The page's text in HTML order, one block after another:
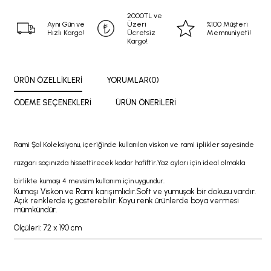
Aynı Gün ve
Hızlı Kargo!
2000TL ve
Üzeri
Ücretsiz
Kargo!
%100 Müşteri
Memnuniyeti!
ÜRÜN ÖZELLIKLERI YORUMLAR(0)
ÖDEME SEÇENEKLERI ÜRÜN ÖNERILERI
Rami Şal Koleksiyonu, içeriğinde kullanılan viskon ve rami iplikler sayesinde
rüzgarı saçınızda hissettirecek kadar hafiftir.Yaz ayları için ideal olmakla
birlikte kumaşı 4 mevsim kullanım için uygundur.
Kumaşı Viskon ve Rami karışımlıdır.Soft ve yumuşak bir dokusu vardır.
Açık renklerde iç gösterebilir. Koyu renk ürünlerde boya vermesi
mümkündür.
Ölçüleri: 72 x 190 cm